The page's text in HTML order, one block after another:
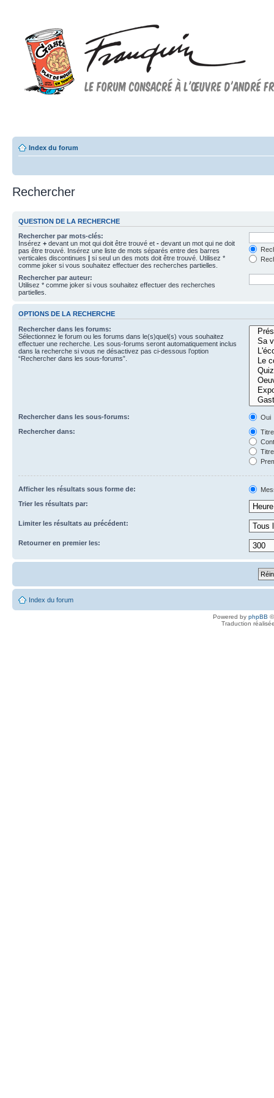
Index du forum
Rechercher
QUESTION DE LA RECHERCHE
Rechercher par mots-clés:
Insérez + devant un mot qui doit être trouvé et - devant un mot qui ne doit
pas être trouvé. Insérez une liste de mots séparés entre des barres
verticales discontinues | si seul un des mots doit être trouvé. Utilisez *
comme joker si vous souhaitez effectuer des recherches partielles.
Rechercher par auteur:
Utilisez * comme joker si vous souhaitez effectuer des recherches
partielles.
OPTIONS DE LA RECHERCHE
Rechercher dans les forums:
Sélectionnez le forum ou les forums dans le(s)quel(s) vous souhaitez
effectuer une recherche. Les sous-forums seront automatiquement inclus
dans la recherche si vous ne désactivez pas ci-dessous l’option
“Rechercher dans les sous-forums”.
Rechercher dans les sous-forums:
Oui
Rechercher dans:
Afficher les résultats sous forme de:
Trier les résultats par:
Limiter les résultats au précédent:
Retourner en premier les:
Index du forum
Powered by phpBB
Traduction